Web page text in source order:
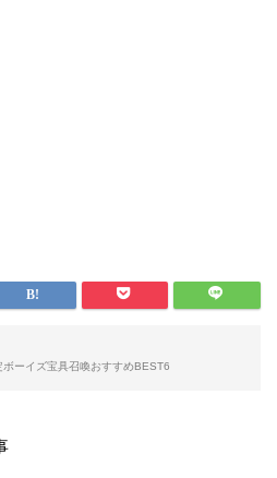
ボーイズ宝具召喚おすすめBEST6